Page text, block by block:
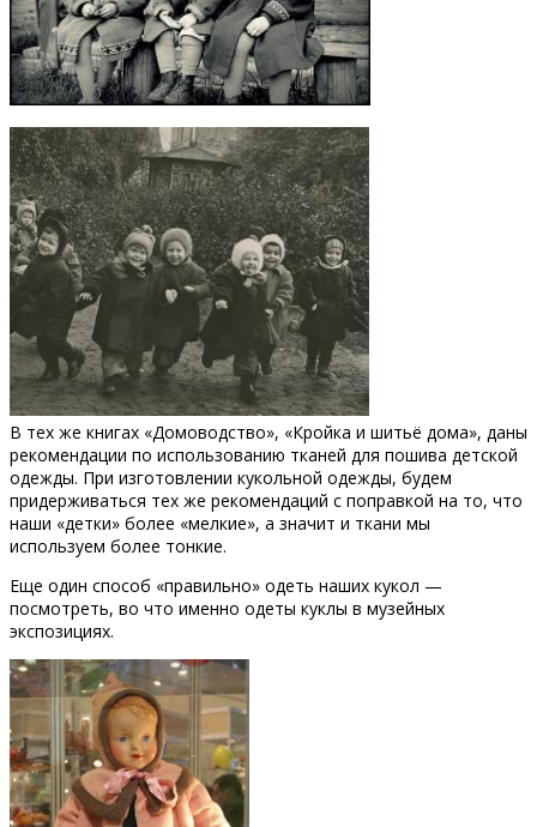
В тех же книгах «Домоводство», «Кройка и шитьё дома», даны
рекомендации по использованию тканей для пошива детской
одежды. При изготовлении кукольной одежды, будем
придерживаться тех же рекомендаций с поправкой на то, что
наши «детки» более «мелкие», а значит и ткани мы
используем более тонкие.
Еще один способ «правильно» одеть наших кукол —
посмотреть, во что именно одеты куклы в музейных
экспозициях.